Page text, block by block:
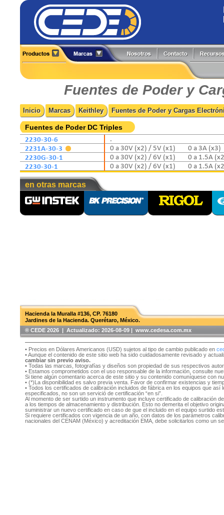
Cámaras Termográficas
Compensación Reactiva
Contadores
Detectores
Fuentes de Poder
Generadores de Funciones
Hi-Pots
Medidores
Probadores
Caltest Electronics
Circutor
Comark
Extech
Fluke
Fluke Process
FlukeCal
Global Specialties
Fuentes de Poder y
Inicio Marcas Keithley Fuentes de Poder y Cargas
Fuentes de Poder DC Triples
2230-30-6
2231A-30-3
2230G-30-1
2230-30-1
.
0 a 30V (x2) / 5V (x1)
0 a 3A (x3)
0 a 30V (x2) / 6V (x1)
0 a 1.5A
0 a 30V (x2) / 6V (x1)
0 a 1.5A
en otras marcas
Hacienda la Muralla #136, CP. 76180
Jardines de la Hacienda. Querétaro, México.
®️ CEDE 2026 | Actualizado: 2026-08-09 | www.cedesa.com.mx
• Precios en Dólares Americanos (USD) sujetos al tipo de cambio publicado en
• Aunque el contenido de este sitio web ha sido cuidadosamente revisado y
cambiar sin previo aviso.
• Todas las marcas, fotografías y diseños son propiedad de sus respectivos
• Estamos comprometidos con el uso responsable de la información, consulte
Si tiene algún comentario acerca de este sitio y su contenido comuníquese con
• (*)La disponibilidad es salvo previa venta. Favor de confirmar existencias y
• Todos los certificados de calibración incluidos de fábrica en los equipos que
especificados, no son un servició de certificación “en si”.
Al momento de ser surtido un instrumento que incluye certificado de calibración
a los tiempos de almacenamiento y distribución. Esto no demerita el objetivo
suministrar un nuevo certificado en caso de que el incluido en el equipo surtido
Si requiere certificados con vigencia de un año, con datos de los parámetros
nacionales del CENAM (México) y acreditación EMA, debe solicitarlos como un